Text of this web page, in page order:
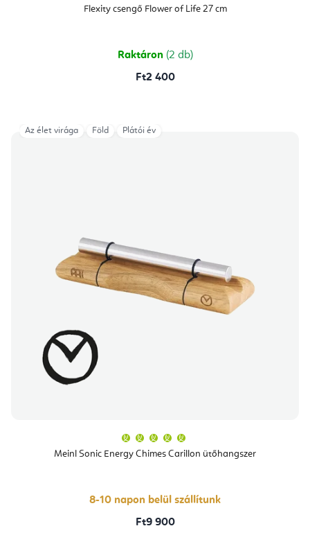
Flexity csengő Flower of Life 27 cm
átlagos
értékelése
csillag.
Raktáron (2 db)
Ft2 400
Meinl Sonic Energy Chimes Carillon ütőhangszer
átlagos
értékelése
csillag.
8-10 napon belül szállítunk
Ft9 900
Az élet virága Föld Plátói év